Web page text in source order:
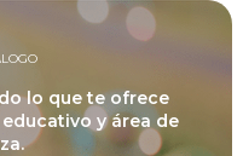
lo que te ofrece
y área de